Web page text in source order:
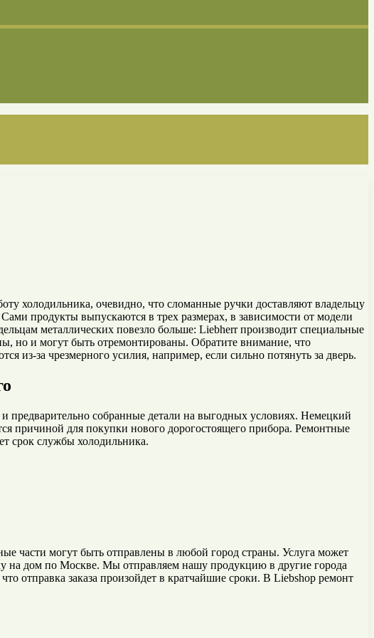
холодильника, очевидно, что сломанные ручки доставляют владельцу
продукты выпускаются в трех размерах, в зависимости от модели
металлических повезло больше: Liebherr производит специальные
но и могут быть отремонтированы. Обратите внимание, что
из-за чрезмерного усилия, например, если сильно потянуть за дверь.
и предварительно собранные детали на выгодных условиях. Немецкий
причиной для покупки нового дорогостоящего прибора. Ремонтные
срок службы холодильника.
части могут быть отправлены в любой город страны. Услуга может
на дом по Москве. Мы отправляем нашу продукцию в другие города
отправка заказа произойдет в кратчайшие сроки. В Liebshop ремонт